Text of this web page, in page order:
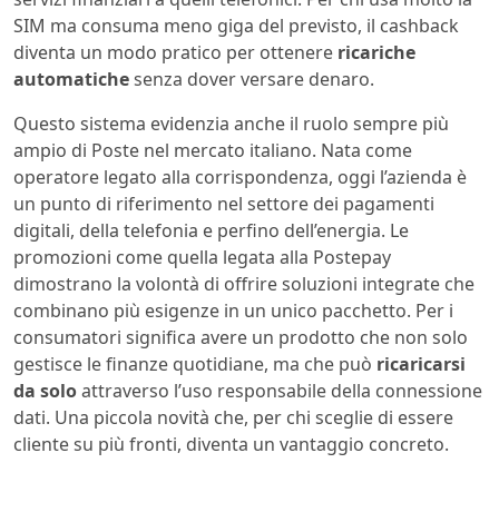
SIM ma consuma meno giga del previsto, il cashback
diventa un modo pratico per ottenere ricariche
automatichesenza dover versare denaro.
Questo sistema evidenzia anche il ruolo sempre più
ampio di Poste nel mercato italiano. Nata come
operatore legato alla corrispondenza, oggi l’azienda è
un punto di riferimento nel settore dei pagamenti
digitali, della telefonia e perfino dell’energia. Le
promozioni come quella legata alla Postepay
dimostrano la volontà di offrire soluzioni integrate che
combinano più esigenze in un unico pacchetto. Per i
consumatori significa avere un prodotto che non solo
gestisce le finanze quotidiane, ma che può ricaricarsi
da soloattraverso l’uso responsabile della connessione
dati. Una piccola novità che, per chi sceglie di essere
cliente su più fronti, diventa un vantaggio concreto.